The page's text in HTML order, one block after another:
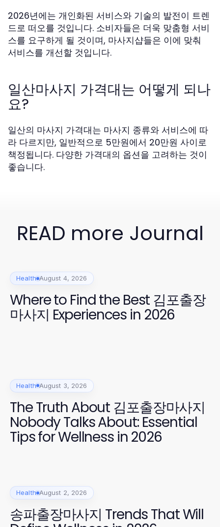
2026년에는 개인화된 서비스와 기술의 발전이 트렌
드로 떠오를 것입니다. 소비자들은 더욱 맞춤형 서비
스를 요구하게 될 것이며, 마사지샵들은 이에 맞춰
서비스를 개선할 것입니다.
일산마사지 가격대는 어떻게 되나
요?
일산의 마사지 가격대는 마사지 종류와 서비스에 따
라 다르지만, 일반적으로 5만원에서 20만원 사이로
책정됩니다. 다양한 가격대의 옵션을 고려하는 것이
좋습니다.
READ more Journal
Health August 4, 2026
Where to Find the Best 김포출장
마사지 Experiences in 2026
Health August 3, 2026
The Truth About 김포출장마사지
Nobody Talks About: Essential
Tips for Wellness in 2026
Health August 2, 2026
송파출장마사지 Trends That Will